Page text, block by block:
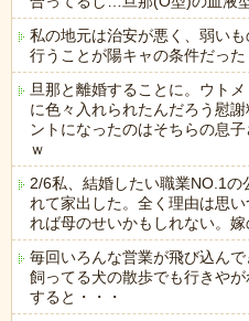
私の地元は治安が悪く、弱い
行うことが陽キャの条件だった
旦那と離婚することに。ウト
に色々入れられたんだろう慰
ントになったのはそちらの息
ｗ
2/6私、結婚したい職業NO.1
れて家出した。全く理由は思
れば母のせいかもしれない。
毎回いろんな営業が飛び込ん
飼ってる犬の散歩でも行きや
すると・・・